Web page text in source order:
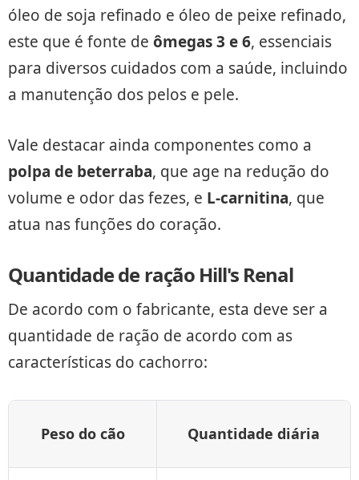
óleo de soja refinado e óleo de peixe refinado,
este que é fonte de ômegas 3 e 6, essenciais
para diversos cuidados com a saúde, incluindo
a manutenção dos pelos e pele.
Vale destacar ainda componentes como a
polpa de beterraba, que age na redução do
volume e odor das fezes, e L-carnitina, que
atua nas funções do coração.
Quantidade de ração Hill's Renal
De acordo com o fabricante, esta deve ser a
quantidade de ração de acordo com as
características do cachorro:
Peso do cão Quantidade diária